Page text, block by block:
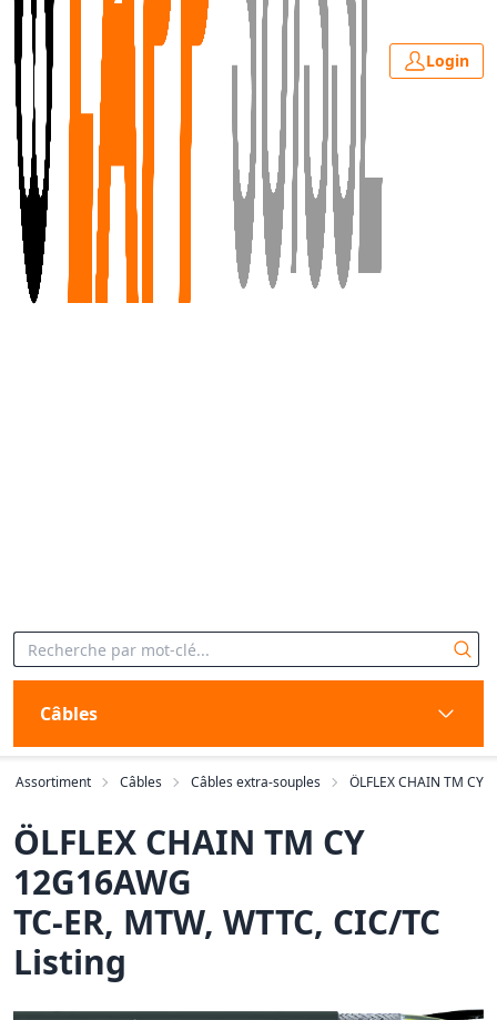
Login
Câbles
Assortiment Câbles Câbles extra-souples ÖLFLEX CHAIN TM CY
ÖLFLEX CHAIN TM CY
12G16AWG
TC-ER, MTW, WTTC, CIC/TC
Listing